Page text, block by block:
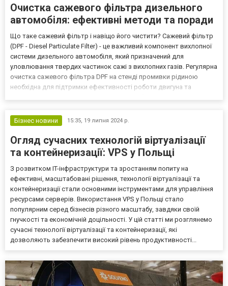
Очистка сажевого фільтра дизельного
автомобіля: ефективні методи та поради
Що таке сажевий фільтр і навіщо його чистити? Сажевий фільтр
(DPF - Diesel Particulate Filter) - це важливий компонент вихлопної
системи дизельного автомобіля, який призначений для
уловлювання твердих частинок сажі з вихлопних газів. Регулярна
очистка сажевого фільтра DPF на стенді промивки рідиною
необхідна для підтримки ефективності роботи двигуна та
Бізнес новини
15:35, 19 липня 2024 р.
Огляд сучасних технологій віртуалізації
та контейнеризації: VPS у Польщі
З розвитком IT-інфраструктури та зростанням попиту на
ефективні, масштабовані рішення, технології віртуалізації та
контейнеризації стали основними інструментами для управління
ресурсами серверів. Використання VPS у Польщі стало
популярним серед бізнесів різного масштабу, завдяки своїй
гнучкості та економічній доцільності. У цій статті ми розглянемо
сучасні технології віртуалізації та контейнеризації, які
дозволяють забезпечити високий рівень продуктивності...